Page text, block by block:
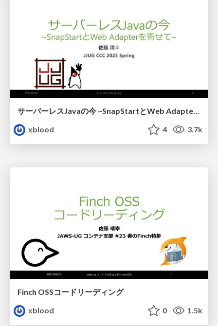
サーバーレスJavaの今 ~SnapStartとWeb Adapterを寄せて~
xblood
4 3.7k
Finch OSSコードリーディング
xblood
0 1.5k